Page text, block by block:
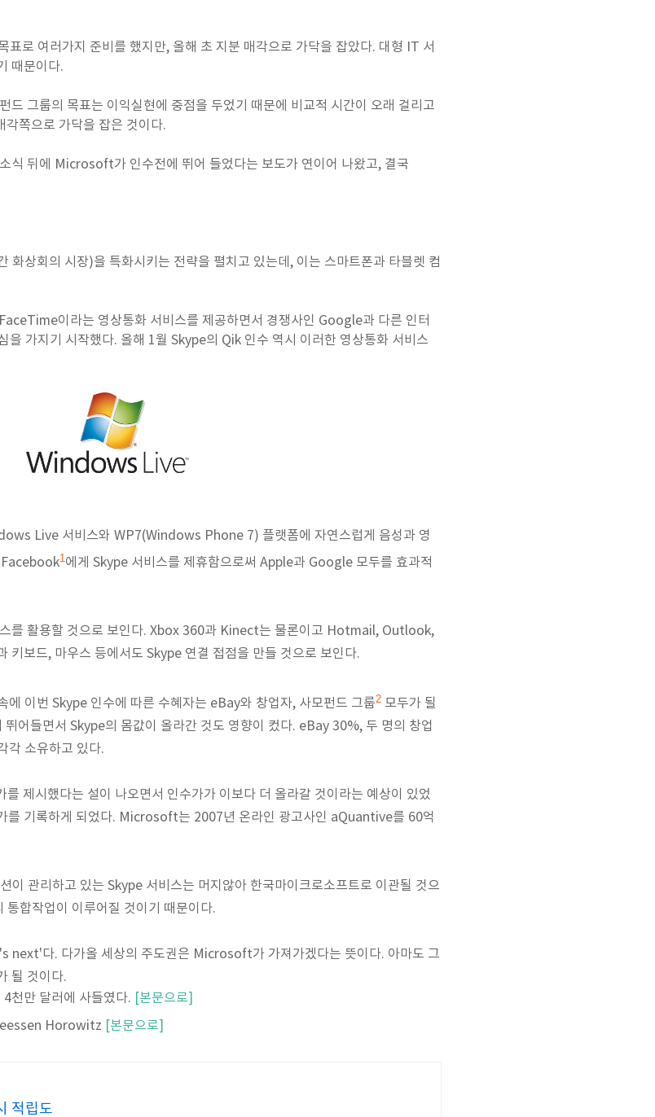
로 여러가지 준비를 했지만, 올해 초 지분 매각으로 가닥을 잡았다. 대형 IT 서
때문이다.
그룹의 목표는 이익실현에 중점을 두었기 때문에 비교적 시간이 오래 걸리고
각쪽으로 가닥을 잡은 것이다.
식 뒤에 Microsoft가 인수전에 뛰어 들었다는 보도가 연이어 나왔고, 결국
화상회의 시장)을 특화시키는 전략을 펼치고 있는데, 이는 스마트폰과 타블렛 컴
이라는 영상통화 서비스를 제공하면서 경쟁사인 Google과 다른 인터
을 가지기 시작했다. 올해 1월 Skype의 Qik 인수 역시 이러한 영상통화 서비스
Live 서비스와 WP7(Windows Phone 7) 플랫폼에 자연스럽게 음성과 영
Facebook1 에게 Skype 서비스를 제휴함으로써 Apple과 Google 모두를 효과적
를 활용할 것으로 보인다. Xbox 360과 Kinect는 물론이고 Hotmail, Outlook,
보드, 마우스 등에서도 Skype 연결 접점을 만들 것으로 보인다.
이번 Skype 인수에 따른 수혜자는 eBay와 창업자, 사모펀드 그룹2 모두가 될
어들면서 Skype의 몸값이 올라간 것도 영향이 컸다. eBay 30%, 두 명의 창업
각 소유하고 있다.
제시했다는 설이 나오면서 인수가가 이보다 더 올라갈 것이라는 예상이 있었
를 기록하게 되었다. Microsoft는 2007년 온라인 광고사인 aQuantive를 60억
이 관리하고 있는 Skype 서비스는 머지않아 한국마이크로소프트로 이관될 것으
합작업이 이루어질 것이기 때문이다.
다. 다가올 세상의 주도권은 Microsoft가 가져가겠다는 뜻이다. 아마도 그
될 것이다.
천만 달러에 사들였다. [본문으로]
Horowitz [본문으로]
적립도